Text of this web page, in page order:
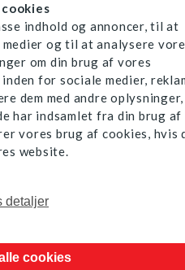
indhold og annoncer, til at
og til at analysere
om din brug af vores
for sociale medier,
dem med andre oplysninger,
har indsamlet fra din brug af
vores brug af cookies, hvis
website.
detaljer
cookies